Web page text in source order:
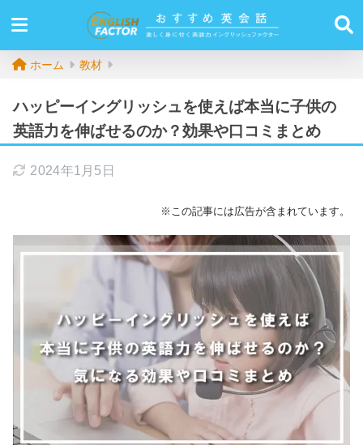
ホーム 教材
ハッピーイングリッシュを使えば本当に子供の
英語力を伸ばせるのか？効果や口コミまとめ
2024年1月5日
※この記事には広告が含まれています。